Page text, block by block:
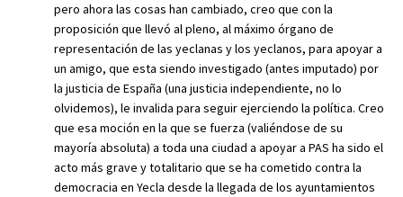
pero ahora las cosas han cambiado, creo que con la
proposición que llevó al pleno, al máximo órgano de
representación de las yeclanas y los yeclanos, para apoyar a
un amigo, que esta siendo investigado (antes imputado) por
la justicia de España (una justicia independiente, no lo
olvidemos), le invalida para seguir ejerciendo la política. Creo
que esa moción en la que se fuerza (valiéndose de su
mayoría absoluta) a toda una ciudad a apoyar a PAS ha sido el
acto más grave y totalitario que se ha cometido contra la
democracia en Yecla desde la llegada de los ayuntamientos